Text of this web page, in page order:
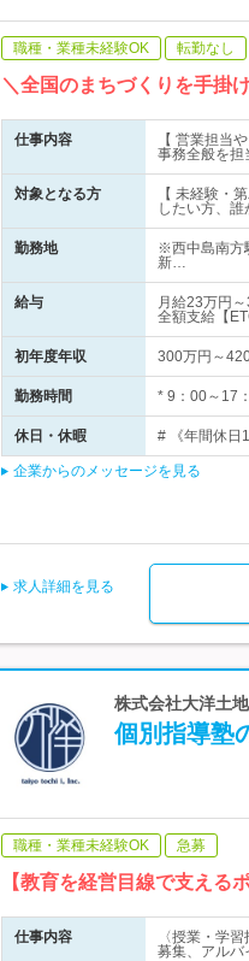
職種・業種未経験OK 転勤なし
＼全国のまちづくりを手掛
仕事内容
【 営業担当
事務全般を
対象となる方
【 未経験・
したい方、
勤務地
※西中島南方
新…
給与
月給23万円
全額支給【
初年度年収 300万円～
勤務時間 * 9：00～17
休日・休暇 # 《年間休日
企業からのメッセージを見る
求人詳細を見る
株式会社大洋土
個別指導塾
職種・業種未経験OK 急募
【教育を経営目線で支える
仕事内容
〈授業・学
募集、アルバ